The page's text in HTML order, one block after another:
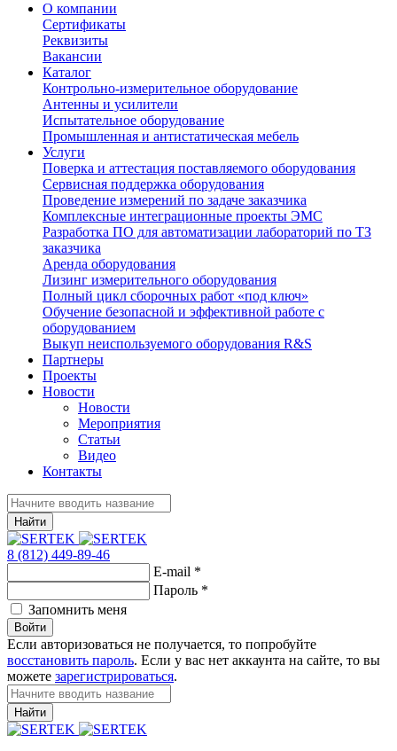
О компании
Сертификаты
Реквизиты
Вакансии
Каталог
Контрольно-измерительное оборудование
Антенны и усилители
Испытательное оборудование
Промышленная и антистатическая мебель
Услуги
Поверка и аттестация поставляемого оборудования
Сервисная поддержка оборудования
Проведение измерений по задаче заказчика
Комплексные интеграционные проекты ЭМС
Разработка ПО для автоматизации лабораторий по ТЗ
заказчика
Аренда оборудования
Лизинг измерительного оборудования
Полный цикл сборочных работ «под ключ»
Обучение безопасной и эффективной работе с
оборудованием
Выкуп неиспользуемого оборудования R&S
Партнеры
Проекты
Новости
Новости
Мероприятия
Статьи
Видео
Контакты
Найти
8 (812) 449-89-46
E-mail *
Пароль *
Запомнить меня
Войти
Если авторизоваться не получается, то попробуйте
восстановить пароль. Если у вас нет аккаунта на сайте, то вы
можете зарегистрироваться.
Найти